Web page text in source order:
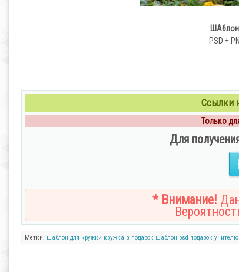
ШАблон
PSD +
Ссылки
Только
Для
* Внимание!
Метки: шаблон для кружки кружка в подарок шаблон psd подарок учителю